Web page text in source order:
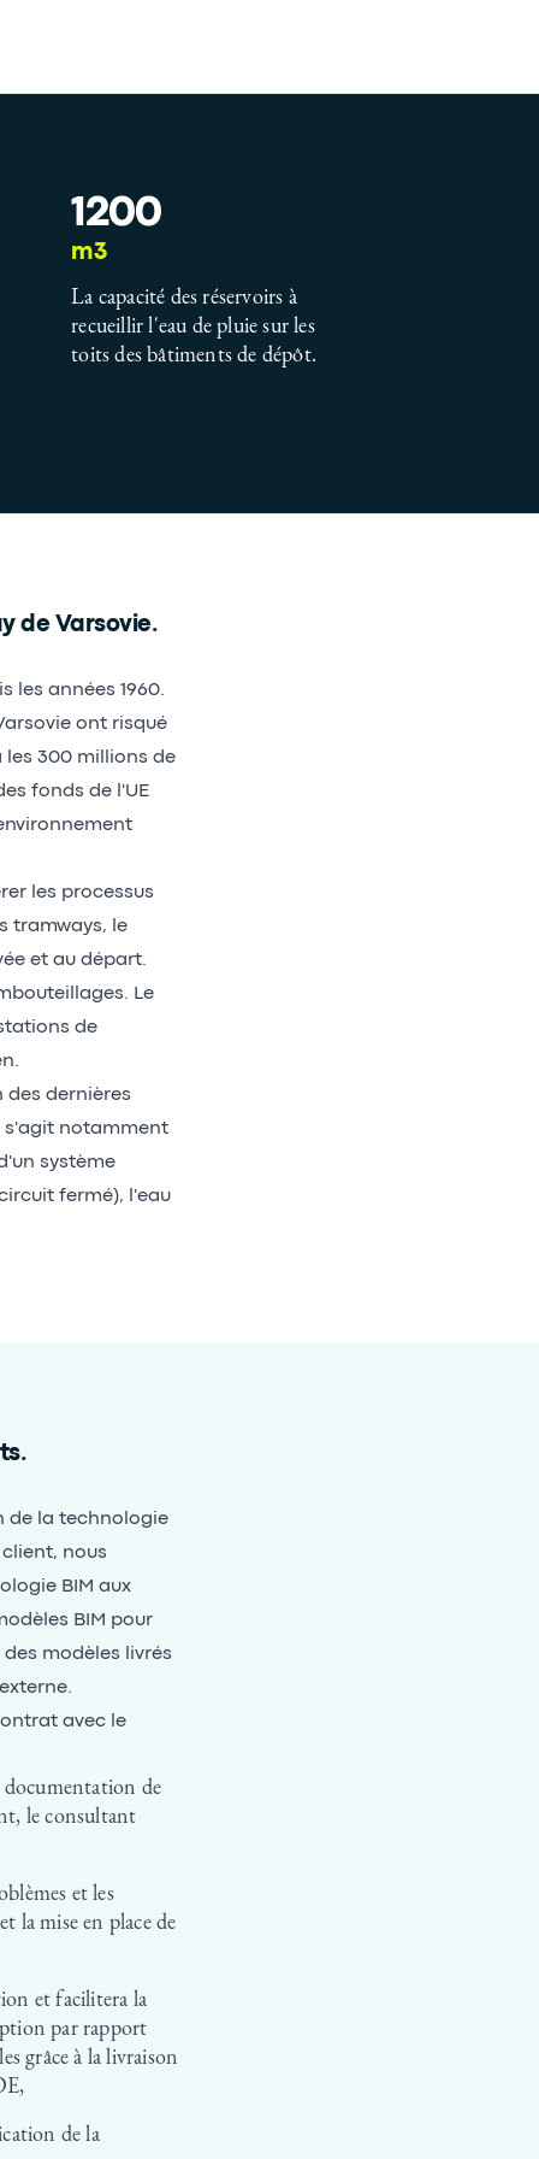
1200
m3
La capacité des réservoirs à
recueillir l'eau de pluie sur les
toits des bâtiments de dépôt.
de Varsovie.
les années 1960.
ont risqué
300 millions de
fonds de l'UE
les processus
tramways, le
et au départ.
Le
de
des dernières
s'agit notamment
système
fermé), l'eau
de la technologie
nous
BIM aux
BIM pour
modèles livrés
avec le
de
le consultant
et les
la mise en place de
et facilitera la
par rapport
grâce à la livraison
de la